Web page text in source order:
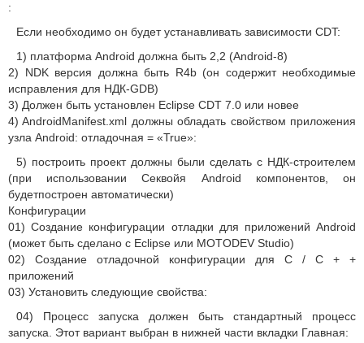
:
Если необходимо он будет устанавливать зависимости CDT:
1) платформа Android должна быть 2,2 (Android-8)
2) NDK версия должна быть R4b (он содержит необходимые
исправления для НДК-GDB)
3) Должен быть установлен Eclipse CDT 7.0 или новее
4) AndroidManifest.xml должны обладать свойством приложения
узла Android: отладочная = «True»:
5) построить проект должны были сделать с НДК-строителем
(при использовании Секвойя Android компонентов, он
будетпостроен автоматически)
Конфигурации
01) Создание конфигурации отладки для приложений Android
(может быть сделано с Eclipse или MOTODEV Studio)
02) Создание отладочной конфигурации для C / C + +
приложений
03) Установить следующие свойства:
04) Процесс запуска должен быть стандартный процесс
запуска. Этот вариант выбран в нижней части вкладки Главная: